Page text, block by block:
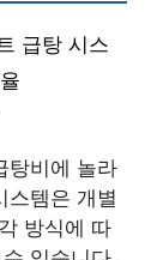
급탕 시스
탕비에 놀라
스템은 개별
방식에 따